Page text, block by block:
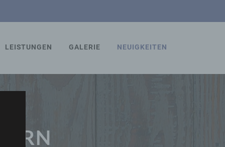
LEISTUNGEN GALERIE NEUIGKEITEN